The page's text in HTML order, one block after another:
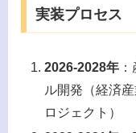
実装プロセス
2026-2028年
ル開発（経済
ロジェクト）